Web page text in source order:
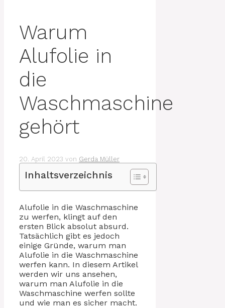
Warum
Alufolie in
die
Waschmaschine
gehört
20. April 2023 von Gerda Müller
Inhaltsverzeichnis
Alufolie in die Waschmaschine
zu werfen, klingt auf den
ersten Blick absolut absurd.
Tatsächlich gibt es jedoch
einige Gründe, warum man
Alufolie in die Waschmaschine
werfen kann. In diesem Artikel
werden wir uns ansehen,
warum man Alufolie in die
Waschmaschine werfen sollte
und wie man es sicher macht.